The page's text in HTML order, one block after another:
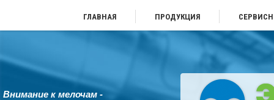
ГЛАВНАЯ ПРОДУКЦИЯ
Внимание к мелочам -